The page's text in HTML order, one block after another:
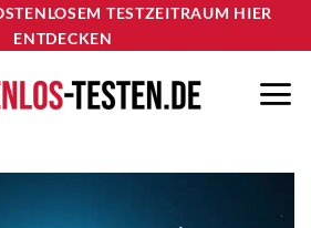
TESTZEITRAUM HIER
ENTDECKEN